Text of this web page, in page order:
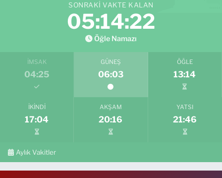
SONRAKI VAKTE KALAN
05:14:21
Öğle Namazı
İMSAK
04:25
GÜNEŞ
06:03
ÖĞLE
13:14
İKINDI
17:04
AKŞAM
20:16
YATSI
21:46
Aylık Vakitler